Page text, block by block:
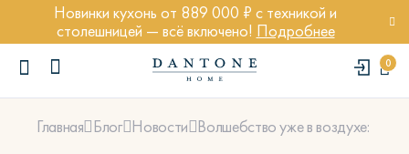
Новинки кухонь от 889 000 ₽ с техникой и
столешницей — всё включено! Подробнее
0
Главная Блог Новости Волшебство уже в воздухе: до